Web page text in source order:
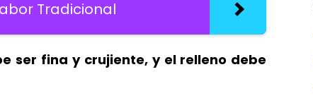
Tradicional
ser fina y crujiente, y el relleno debe